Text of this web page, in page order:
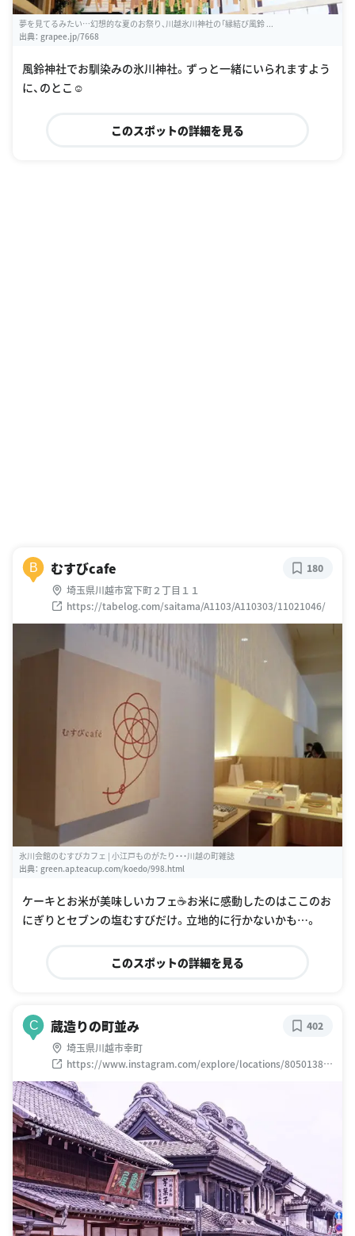
夢を見てるみたい…幻想的な夏のお祭り、川越氷川神社の「縁結び風鈴 ...
出典： grapee.jp/7668
風鈴神社でお馴染みの氷川神社。ずっと一緒にいられますよう
に、のとこ☺️
このスポットの詳細を見る
B むすびcafe
埼玉県川越市宮下町２丁目１１
https://tabelog.com/saitama/A1103/A110303/11021046/
180
氷川会館のむすびカフェ | 小江戸ものがたり・・・川越の町雑誌
出典： green.ap.teacup.com/koedo/998.html
ケーキとお米が美味しいカフェ☕️お米に感動したのはここのお
にぎりとセブンの塩むすびだけ。立地的に行かないかも…。
このスポットの詳細を見る
C 蔵造りの町並み
埼玉県川越市幸町
https://www.instagram.com/explore/locations/80501385
1
402